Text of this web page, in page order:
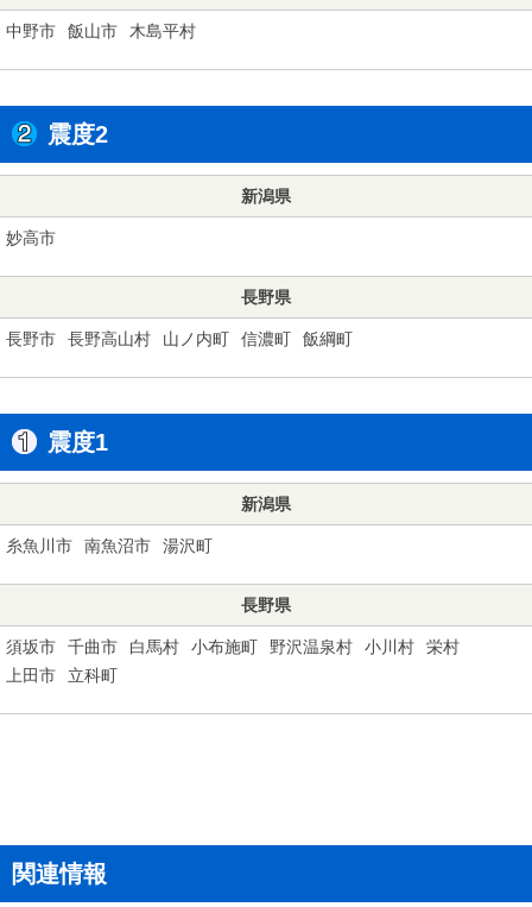
中野市 飯山市 木島平村
震度2
新潟県
妙高市
長野県
長野市 長野高山村 山ノ内町 信濃町 飯綱町
震度1
新潟県
糸魚川市 南魚沼市 湯沢町
長野県
須坂市 千曲市 白馬村 小布施町 野沢温泉村 小川村
栄村
上田市
立科町
関連情報